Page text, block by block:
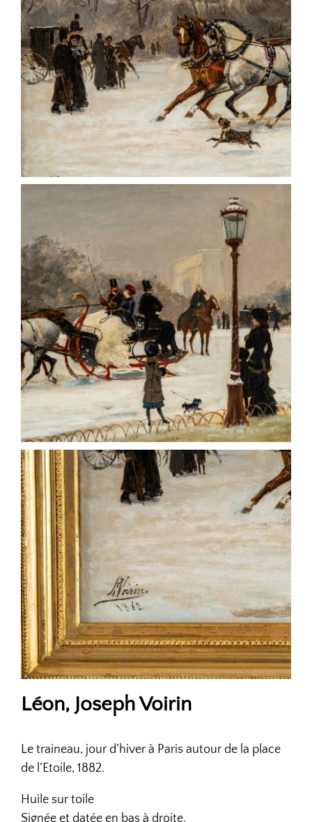
Léon, Joseph Voirin
Le traineau, jour d’hiver à Paris autour de la place
de l’Etoile, 1882.
Huile sur toile
Signée et datée en bas à droite.